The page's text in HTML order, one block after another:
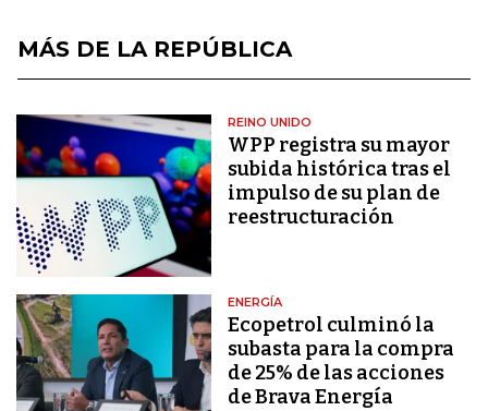
MÁS DE LA REPÚBLICA
REINO UNIDO
WPP registra su mayor
subida histórica tras el
impulso de su plan de
reestructuración
ENERGÍA
Ecopetrol culminó la
subasta para la compra
de 25% de las acciones
de Brava Energía